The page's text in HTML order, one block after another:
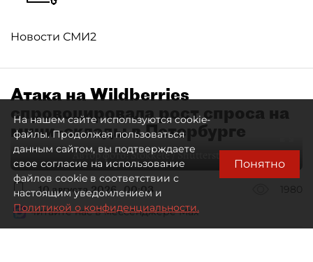
Новости СМИ2
Атака на Wildberries
спровоцировала рост спроса на
мини–склады в Петербурге
Автор фото:Stokkete / Shutterstock / FOTODOM
10 августа 2026 00:03
1980
Читайте нас в мессенджере Max
На нашем сайте используются cookie-
файлы. Продолжая пользоваться
данным сайтом, вы подтверждаете
свое согласие на использование
файлов cookie в соответствии с
настоящим уведомлением и
Политикой о конфиденциальности.
Понятно